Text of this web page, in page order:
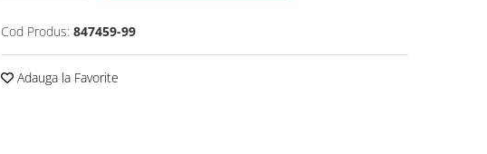
Cod Produs: 847459-99
Adauga la Favorite